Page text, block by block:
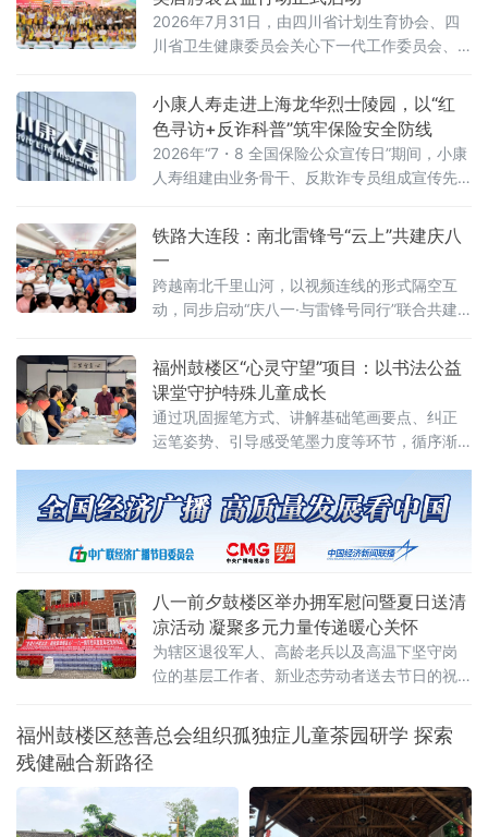
2026年7月31日，由四川省计划生育协会、四
川省卫生健康委员会关心下一代工作委员会、
会、逸杰国际慈善基金会、首都医科大学附属
北京安贞医院南充医院・南充市中心医院联合
中国狮子联会浙江代表处等爱心机构共同主办
的 "2026 四川唇腭裂公益救助行动暨狮爱微笑
唇腭裂公益行动" 启动仪式在南充隆重举行。
小康人寿走进上海龙华烈士陵园，以“红
色寻访+反诈科普”筑牢保险安全防线
2026年“7・8 全国保险公众宣传日”期间，小康
人寿组建由业务骨干、反欺诈专员组成宣传先
障千万家，反诈行动靠大家”为主题的线下反保
险欺诈专项宣传活动，在红色文旅场景中面向
路，守护群众财产安全。
铁路大连段：南北雷锋号“云上”共建庆八
一
跨越南北千里山河，以视频连线的形式隔空互
动，同步启动“庆八一·与雷锋号同行”联合共建
雷锋精神，开启南北“雷锋号”深度共建的全新篇
章。当天，驰骋在东北平原的K96次列车车厢
内，《当兵的人》《学习雷锋好榜
福州鼓楼区“心灵守望”项目：以书法公益
课堂守护特殊儿童成长
通过巩固握笔方式、讲解基础笔画要点、纠正
运笔姿势、引导感受笔墨力度等环节，循序渐
验与情感陪伴。课堂现场，孩子们在水写布上
认真练习横竖撇捺，较
八一前夕鼓楼区举办拥军慰问暨夏日送清
凉活动 凝聚多元力量传递暖心关怀
为辖区退役军人、高龄老兵以及高温下坚守岗
位的基层工作者、新业态劳动者送去节日的祝
福州鼓楼区慈善总会组织孤独症儿童茶园研学 探索
残健融合新路径